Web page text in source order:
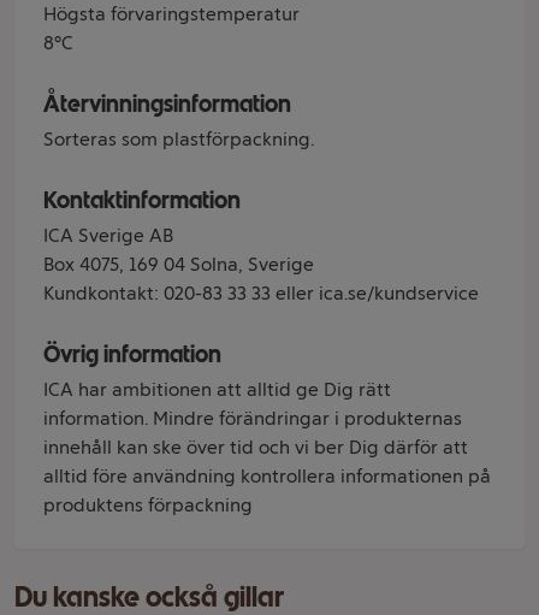
Högsta förvaringstemperatur
8°C
Återvinningsinformation
Sorteras som plastförpackning.
Kontaktinformation
ICA Sverige AB
Box 4075, 169 04 Solna, Sverige
Kundkontakt: 020-83 33 33 eller ica.se/kundservice
Övrig information
ICA har ambitionen att alltid ge Dig rätt
information. Mindre förändringar i produkternas
innehåll kan ske över tid och vi ber Dig därför att
alltid före användning kontrollera informationen på
produktens förpackning
Du kanske också gillar